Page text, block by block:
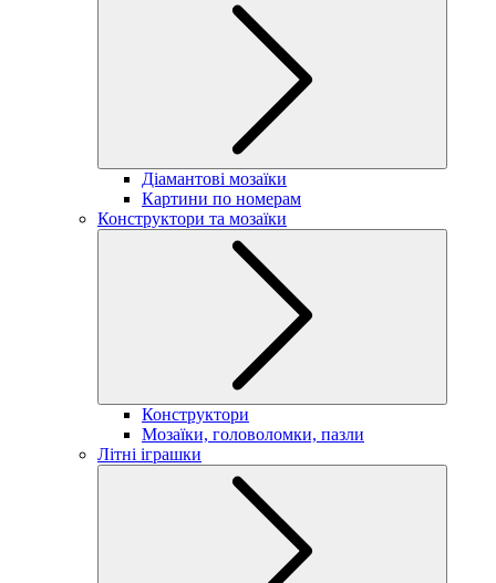
Діамантові мозаїки
Картини по номерам
Конструктори та мозаїки
Конструктори
Мозаїки, головоломки, пазли
Літні іграшки